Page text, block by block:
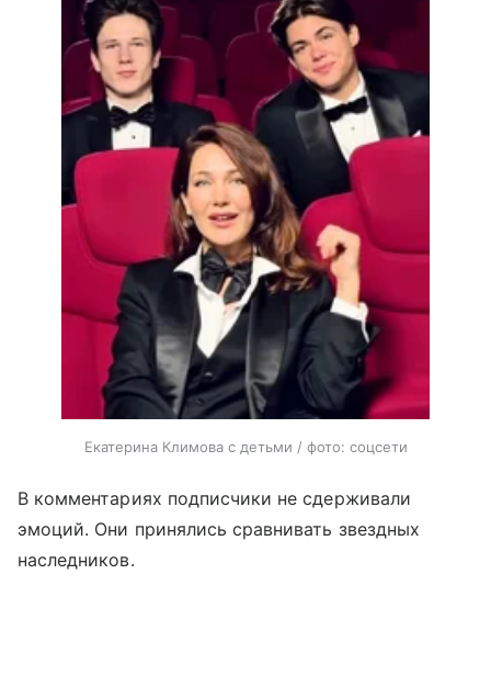
Екатерина Климова с детьми / фото: соцсети
В комментариях подписчики не сдерживали
эмоций. Они принялись сравнивать звездных
наследников.